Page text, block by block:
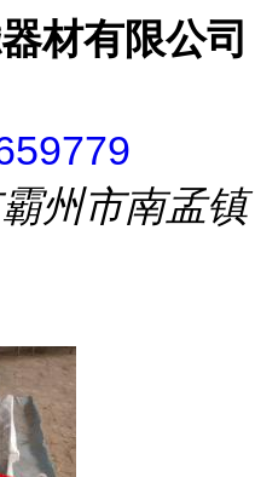
材有限公司
州市南孟镇